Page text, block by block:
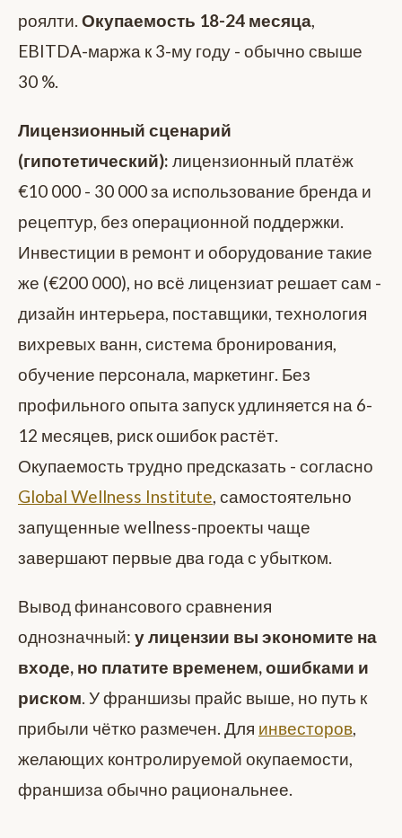
роялти. Окупаемость 18-24 месяца,
EBITDA-маржа к 3-му году - обычно свыше
30 %.
Лицензионный сценарий
(гипотетический): лицензионный платёж
€10 000 - 30 000 за использование бренда и
рецептур, без операционной поддержки.
Инвестиции в ремонт и оборудование такие
же (€200 000), но всё лицензиат решает сам -
дизайн интерьера, поставщики, технология
вихревых ванн, система бронирования,
обучение персонала, маркетинг. Без
профильного опыта запуск удлиняется на 6-
12 месяцев, риск ошибок растёт.
Окупаемость трудно предсказать - согласно
Global Wellness Institute, самостоятельно
запущенные wellness-проекты чаще
завершают первые два года с убытком.
Вывод финансового сравнения
однозначный: у лицензии вы экономите на
входе, но платите временем, ошибками и
риском. У франшизы прайс выше, но путь к
прибыли чётко размечен. Для инвесторов,
желающих контролируемой окупаемости,
франшиза обычно рациональнее.